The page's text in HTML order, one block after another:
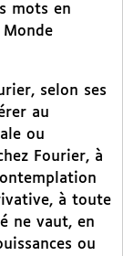
mots en
selon ses
au
ou
Fourier, à
à toute
ne vaut, en
ou